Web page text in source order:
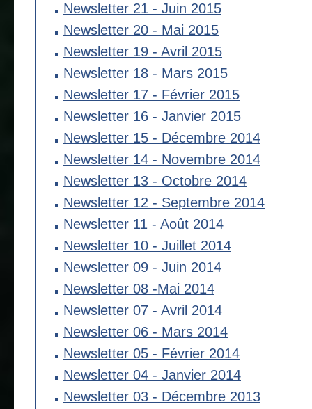
Newsletter 21 - Juin 2015
Newsletter 20 - Mai 2015
Newsletter 19 - Avril 2015
Newsletter 18 - Mars 2015
Newsletter 17 - Février 2015
Newsletter 16 - Janvier 2015
Newsletter 15 - Décembre 2014
Newsletter 14 - Novembre 2014
Newsletter 13 - Octobre 2014
Newsletter 12 - Septembre 2014
Newsletter 11 - Août 2014
Newsletter 10 - Juillet 2014
Newsletter 09 - Juin 2014
Newsletter 08 -Mai 2014
Newsletter 07 - Avril 2014
Newsletter 06 - Mars 2014
Newsletter 05 - Février 2014
Newsletter 04 - Janvier 2014
Newsletter 03 - Décembre 2013